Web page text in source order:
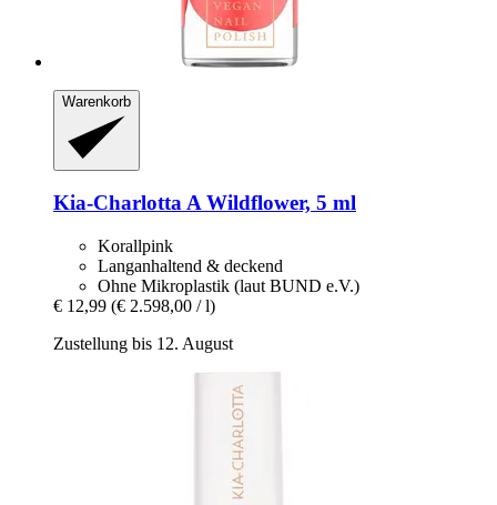
Warenkorb
Kia-CharlottaA Wildflower, 5 ml
Korallpink
Langanhaltend & deckend
Ohne Mikroplastik (laut BUND e.V.)
€ 12,99 (€ 2.598,00 / l)
Zustellung bis 12. August